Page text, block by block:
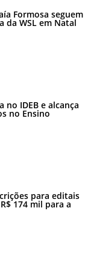
Formosa seguem
da WSL em Natal
no IDEB e alcança
no Ensino
para editais
174 mil para a